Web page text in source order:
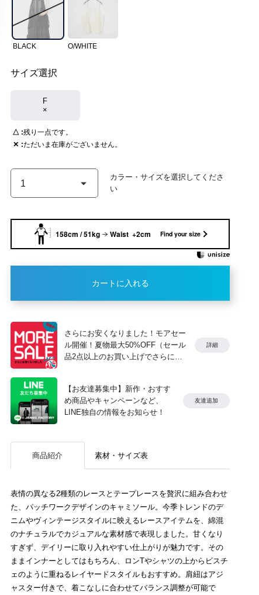
BLACK O/WHITE
サイズ選択
F
×
△ 残り一点です。
✕
ただいま在庫がございません。
158cm / 51kg Waist +2cm Find your size
カートに入れる
さらにお安くなりました！モアセー
ル開催！夏物最大50%OFF（セール
品2点以上のお買い上げでさらに
詳細
【お友達募集中】新作・おすす
め商品やキャンペーンなど、
LINE独自の情報をお知らせ！
友達追加
商品紹介 素材・サイズ表
表情の異なる2種類のレースとテープレースを贅沢に組み合わせ
た、パッチワークデザインのキャミソール。今季トレンドのデ
ニムやヴィンテージスタイルに映えるレースアイテムを、綿混
のナチュラルでカジュアルな素材感で表現しました。甘くなり
すぎず、デイリーに取り入れやすい仕上がりが魅力です。その
ままインナーとしてはもちろん、ロンTやシャツの上からビスチ
ェのように重ねるレイヤードスタイルもおすすめ。肩紐はアジ
ャスター付きで、着こなしに合わせてバランス調整が可能で